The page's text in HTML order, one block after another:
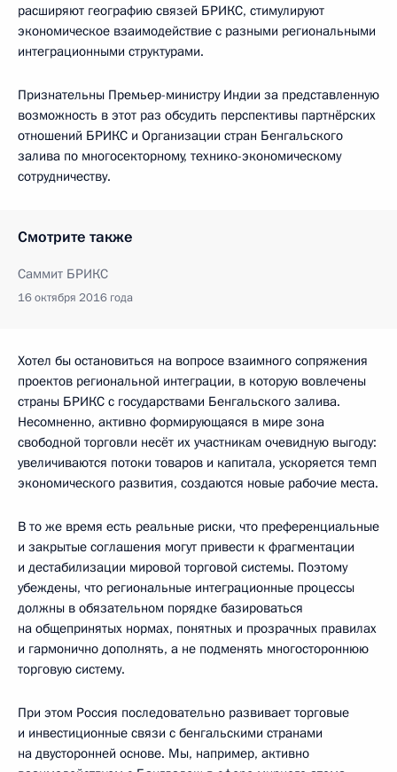
расширяют географию связей БРИКС, стимулируют
экономическое взаимодействие с разными региональными
интеграционными структурами.
Признательны Премьер-министру Индии за представленную
возможность в этот раз обсудить перспективы партнёрских
отношений БРИКС и Организации стран Бенгальского
залива по многосекторному, технико-экономическому
сотрудничеству.
Смотрите также
Саммит БРИКС
16 октября 2016 года
Хотел бы остановиться на вопросе взаимного сопряжения
проектов региональной интеграции, в которую вовлечены
страны БРИКС с государствами Бенгальского залива.
Несомненно, активно формирующаяся в мире зона
свободной торговли несёт их участникам очевидную выгоду:
увеличиваются потоки товаров и капитала, ускоряется темп
экономического развития, создаются новые рабочие места.
В то же время есть реальные риски, что преференциальные
и закрытые соглашения могут привести к фрагментации
и дестабилизации мировой торговой системы. Поэтому
убеждены, что региональные интеграционные процессы
должны в обязательном порядке базироваться
на общепринятых нормах, понятных и прозрачных правилах
и гармонично дополнять, а не подменять многостороннюю
торговую систему.
При этом Россия последовательно развивает торговые
и инвестиционные связи с бенгальскими странами
на двусторонней основе. Мы, например, активно